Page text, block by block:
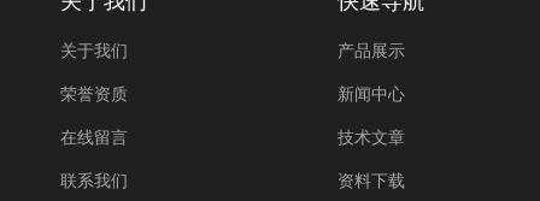
关于我们
荣誉资质
在线留言
联系我们
产品展示
新闻中心
技术文章
资料下载